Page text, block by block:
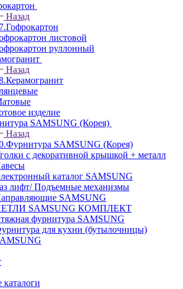
Назад
листовой
руллонный
Назад
изделие
SAMSUNG (Корея)
Назад
SAMSUNG (Корея)
с декоративной крышкой + металл
каталог SAMSUNG
лифт/ Подъемные механизмы
SAMSUNG
SAMSUNG КОМПЛЕКТ
фурнитура SAMSUNG
для кухни (бутылочницы)